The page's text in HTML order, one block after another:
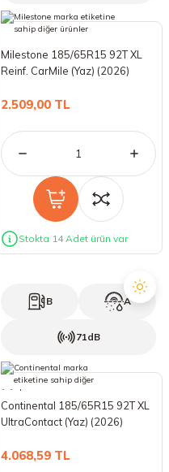
23 Lastikler
24 Lastikler
50 Lastikler
Milestone 185/65R15 92T XL
Reinf. CarMile (Yaz) (2026)
2.509,00 TL
Stokta 14 Adet ürün var
B A
71dB
Continental 185/65R15 92T XL
UltraContact (Yaz) (2026)
4.068,59 TL